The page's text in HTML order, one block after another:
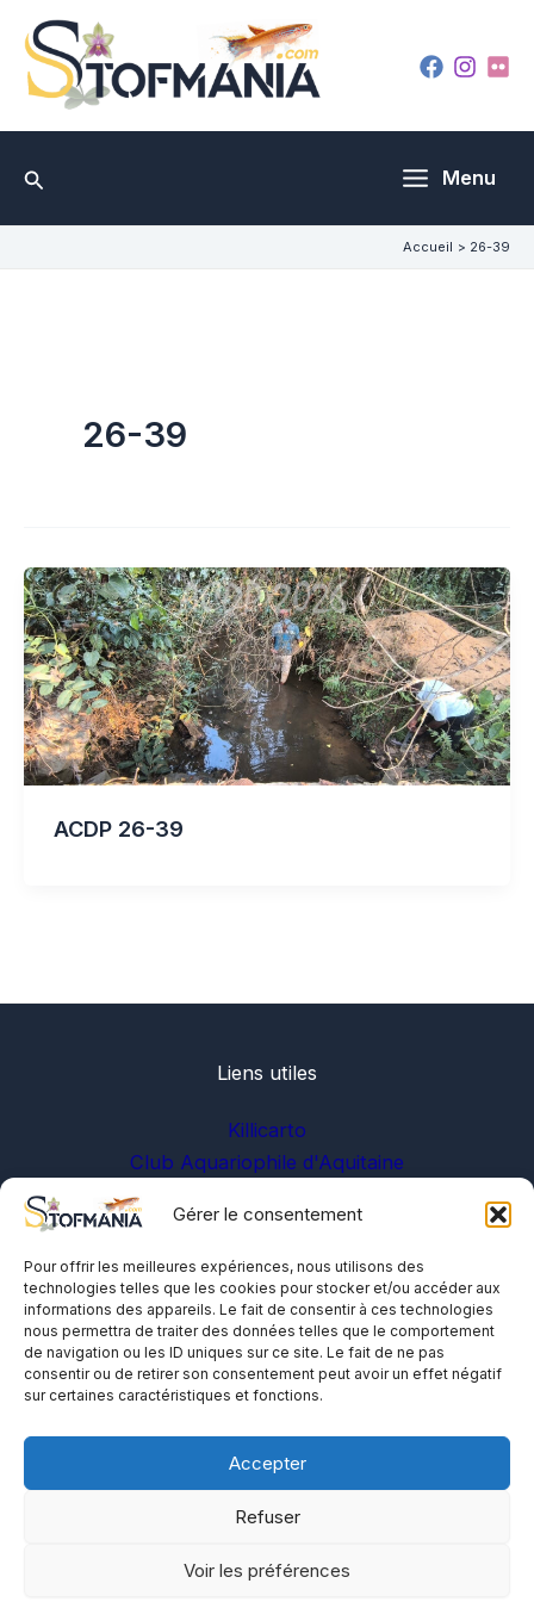
Gérer le consentement
Pour offrir les meilleures expériences, nous utilisons des
technologies telles que les cookies pour stocker et/ou accéder aux
informations des appareils. Le fait de consentir à ces technologies
nous permettra de traiter des données telles que le comportement
de navigation ou les ID uniques sur ce site. Le fait de ne pas
consentir ou de retirer son consentement peut avoir un effet négatif
sur certaines caractéristiques et fonctions.
Accepter
Refuser
Voir les préférences
contenu
Rechercher Menu
Accueil 26-39
26-39
ACDP 26-39
Liens utiles
Killicarto
Club Aquariophile d'Aquitaine
A propos
Me contacter
Politique de cookies